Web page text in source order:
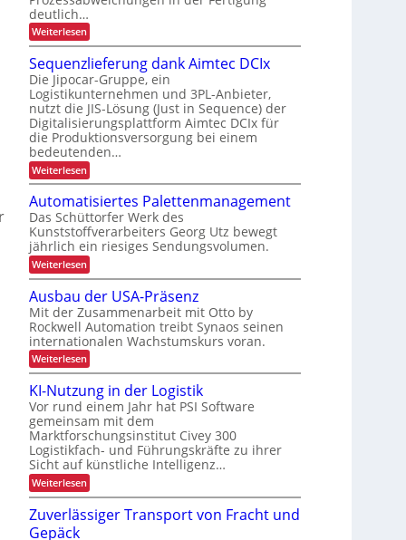
P
r
o
j
e
k
t
i
o
n
t
z
t
e
r
h
l
t
l
i
c
h
ü
r
u
r
z
f
r
i
s
i
g
e
E
i
n
s
ä
t
z
u
n
g
d
e
r
L
o
g
i
s
t
i
k
k
p
a
z
i
t
ä
t
e
n
deutlich…
Weiterlesen:
S
c
h
n
e
l
l
e
r
e
P
r
o
z
e
s
s
r
ü
c
k
m
e
l
d
u
n
g
Sequenzlieferung dank Aimtec DCIx
Die Jipocar-Gruppe, ein
Logistikunternehmen und 3PL-Anbieter,
nutzt die JIS-Lösung (Just in Sequence) der
Digitalisierungsplattform Aimtec DCIx für
die Produktionsversorgung bei einem
bedeutenden…
Weiterlesen:
S
e
q
u
e
n
z
l
i
e
f
e
r
u
n
g
a
n
k
A
i
m
t
e
c
D
C
Automatisiertes Palettenmanagement
Das Schüttorfer Werk des
Kunststoffverarbeiters Georg Utz bewegt
jährlich ein riesiges Sendungsvolumen.
Weiterlesen:
A
u
t
o
m
a
t
i
s
i
e
r
t
e
s
P
a
l
t
Ausbau der USA-Präsenz
Mit der Zusammenarbeit mit Otto by
Rockwell Automation treibt Synaos seinen
internationalen Wachstumskurs voran.
Weiterlesen:
A
s
b
a
u
d
e
r
U
S
A
-
KI-Nutzung in der Logistik
Vor rund einem Jahr hat PSI Software
gemeinsam mit dem
Marktforschungsinstitut Civey 300
Logistikfach- und Führungskräfte zu ihrer
Sicht auf künstliche Intelligenz…
Weiterlesen:
K
-
Zuverlässiger Transport von Fracht und
Gepäck